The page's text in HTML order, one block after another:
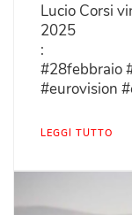
Lucio Corsi
2025
:
#28febbraio
#eurovision
LEGGI TUTTO